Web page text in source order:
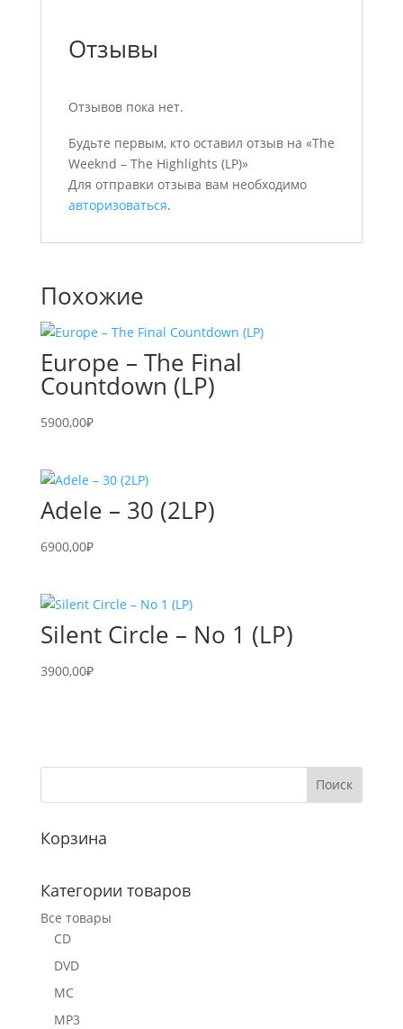
Отзывы
Отзывов пока нет.
Будьте первым, кто оставил отзыв на «The
Weeknd – The Highlights (LP)»
Для отправки отзыва вам необходимо
авторизоваться.
Похожие
Europe – The Final
Countdown (LP)
5900,00₽
Adele – 30 (2LP)
6900,00₽
Silent Circle – No 1 (LP)
3900,00₽
Корзина
Категории товаров
Все товары
CD
DVD
MC
MP3